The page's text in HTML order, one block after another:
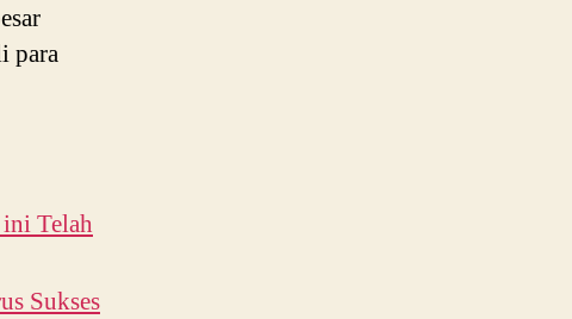
para
Telah
Sukses